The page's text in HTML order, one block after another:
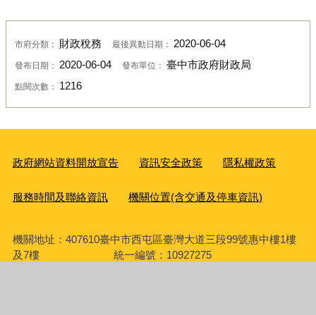
市府分類： 財政稅務 最後異動日期： 2020-06-04
發布日期： 2020-06-04 發布單位： 臺中市政府財政局
點閱次數： 1216
政府網站資料開放宣告 資訊安全政策 隱私權政策
服務時間及聯絡資訊 機關位置(含交通及停車資訊)
機關地址：407610臺中市西屯區臺灣大道三段99號惠中樓1樓
及7樓 統一編號：10927275